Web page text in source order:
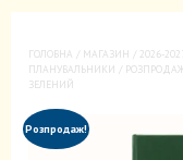
ГОЛОВНА / МАГАЗИН / 2026-
ПЛАНУВАЛЬНИКИ /
ЗЕЛЕНИЙ
Розпродаж!